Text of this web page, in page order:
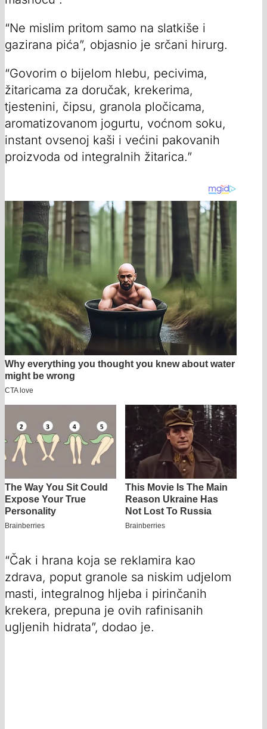
“Ne mislim pritom samo na slatkiše i
gazirana pića”, objasnio je srčani hirurg.
“Govorim o bijelom hlebu, pecivima,
žitaricama za doručak, krekerima,
tjestenini, čipsu, granola pločicama,
aromatizovanom jogurtu, voćnom soku,
instant ovsenoj kaši i većini pakovanih
proizvoda od integralnih žitarica.”
“Čak i hrana koja se reklamira kao
zdrava, poput granole sa niskim udjelom
masti, integralnog hljeba i pirinčanih
krekera, prepuna je ovih rafinisanih
ugljenih hidrata”, dodao je.